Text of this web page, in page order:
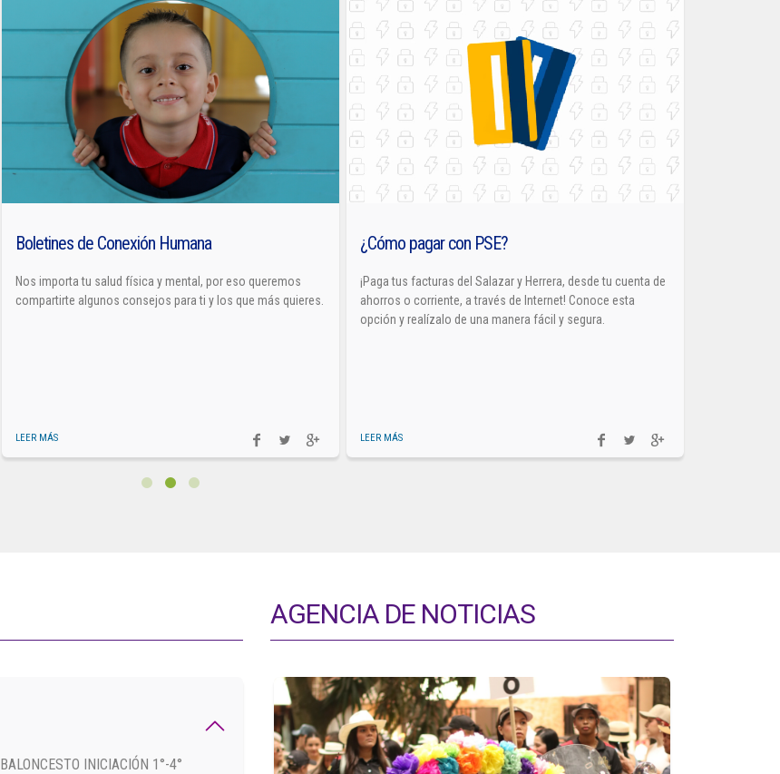
Boletines de Conexión Humana
Nos importa tu salud física y mental, por eso queremos
compartirte algunos consejos para ti y los que más quieres.
LEER MÁS
¿Cómo pagar con PSE?
¡Paga tus facturas del Salazar y Herrera, desde tu cuenta de
ahorros o corriente, a través de Internet! Conoce esta
opción y realízalo de una manera fácil y segura.
LEER MÁS
BALONCESTO INICIACIÓN 1°-4°
AGENCIA DE NOTICIAS
+574 460 07 07
Cl 42 C 86-17
Medellín - Colombia - Suramérica
Denuncia de Corrupción y Sobornos